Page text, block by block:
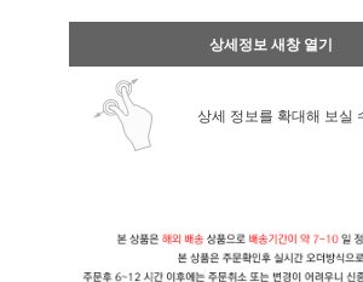
상세정보 새창 열기
상세 정보를 확대해 보실